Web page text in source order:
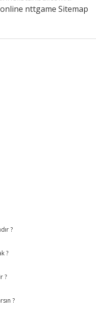
nttgame Sitemap
?
?
?
?